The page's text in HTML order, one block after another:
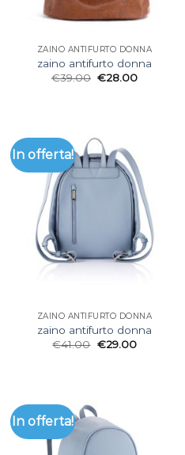
ZAINO ANTIFURTO DONNA
zaino antifurto donna
€39.00 €28.00
In offerta!
ZAINO ANTIFURTO DONNA
zaino antifurto donna
€41.00 €29.00
In offerta!